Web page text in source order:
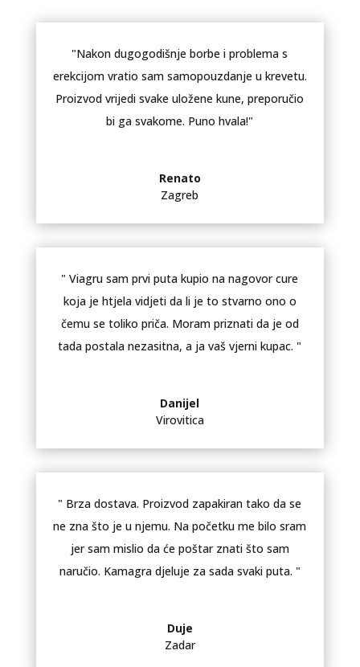
"Nakon dugogodišnje borbe i problema s
erekcijom vratio sam samopouzdanje u krevetu.
Proizvod vrijedi svake uložene kune, preporučio
bi ga svakome. Puno hvala!"
Renato
Zagreb
" Viagru sam prvi puta kupio na nagovor cure
koja je htjela vidjeti da li je to stvarno ono o
čemu se toliko priča. Moram priznati da je od
tada postala nezasitna, a ja vaš vjerni kupac. "
Danijel
Virovitica
" Brza dostava. Proizvod zapakiran tako da se
ne zna što je u njemu. Na početku me bilo sram
jer sam mislio da će poštar znati što sam
naručio. Kamagra djeluje za sada svaki puta. "
Duje
Zadar